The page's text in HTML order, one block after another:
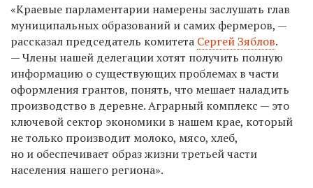
«Краевые парламентарии намерены заслушать глав
муниципальных образований и самих фермеров, —
рассказал председатель комитета Сергей Зяблов.
— Члены нашей делегации хотят получить полную
информацию о существующих проблемах в части
оформления грантов, понять, что мешает наладить
производство в деревне. Аграрный комплекс — это
ключевой сектор экономики в нашем крае, который
не только производит молоко, мясо, хлеб,
но и обеспечивает образ жизни третьей части
населения нашего региона».